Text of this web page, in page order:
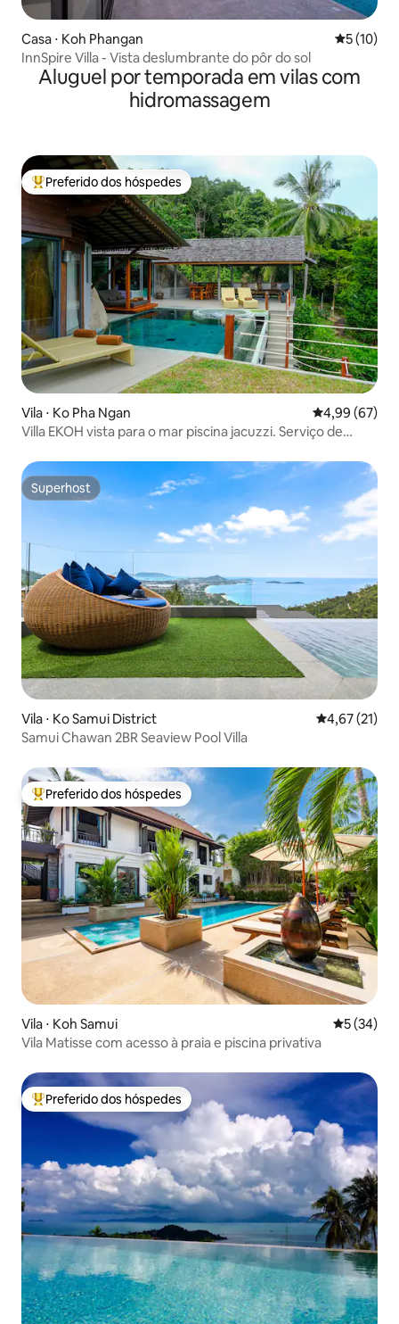
Casa ⋅ Koh Phangan 5 de uma
5 (10)
InnSpire Villa - Vista deslumbrante do pôr do sol
Aluguel por temporada em vilas com
hidromassagem
Entre os melhores preferidos dos hóspedes
Preferido dos hóspedes
Vila ⋅ Ko Pha Ngan 4,99 de uma
4,99 (67)
Villa EKOH vista para o mar piscina jacuzzi. Serviço de
Superhost
Superhost
Vila ⋅ Ko Samui District 4,67 de uma
4,67 (21)
Samui Chawan 2BR Seaview Pool Villa
Entre os melhores preferidos dos hóspedes
Preferido dos hóspedes
Vila ⋅ Koh Samui 5 de uma
5 (34)
Vila Matisse com acesso à praia e piscina privativa
Entre os melhores preferidos dos hóspedes
Preferido dos hóspedes